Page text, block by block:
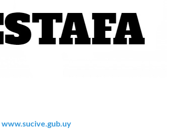
www.sucive.gub.uy